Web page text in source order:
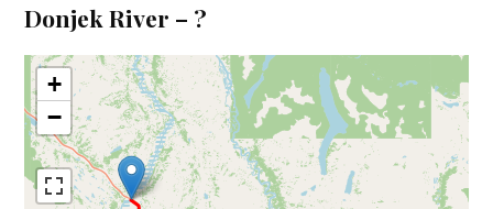
Donjek River – ?
+
−